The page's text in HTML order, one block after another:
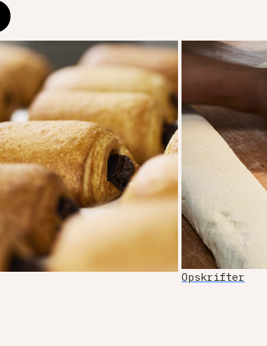
Opskrifter